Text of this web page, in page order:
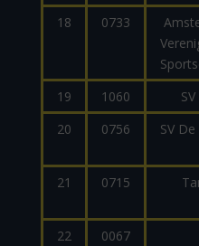
18
0733
19 1060
20
0756
SV
21 0715
22 0067